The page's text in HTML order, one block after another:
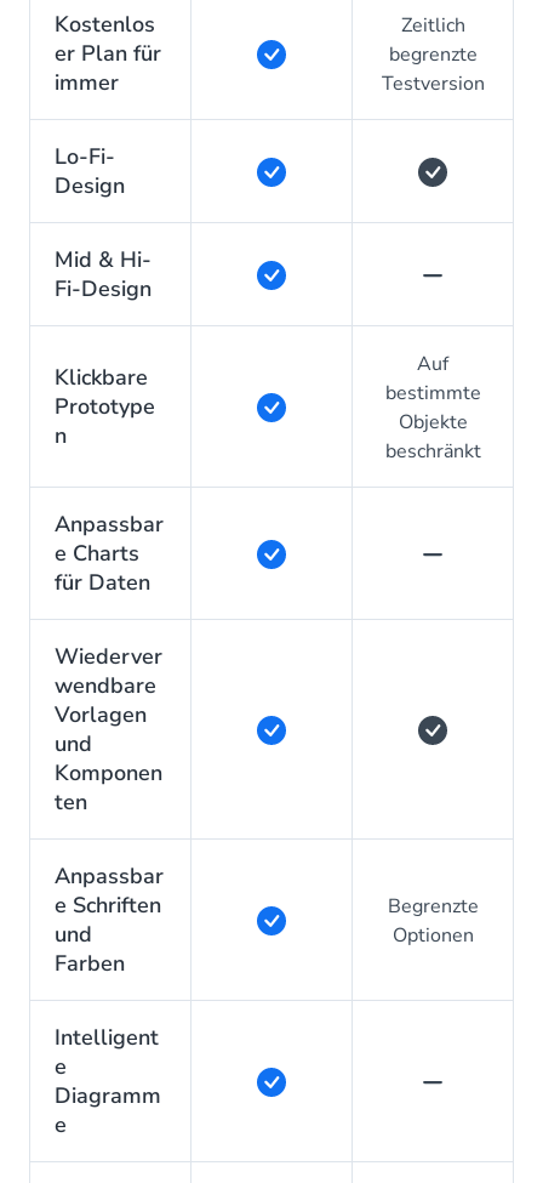
Kostenlos
er Plan für
immer
Zeitlich
begrenzte
Testversion
Lo-Fi-
Design
Mid & Hi-
Fi-Design
Klickbare
Prototype
n
Auf
bestimmte
Objekte
beschränkt
Anpassbar
e Charts
für Daten
Wiederver
wendbare
Vorlagen
und
Komponen
ten
Anpassbar
e Schriften
und
Farben
Begrenzte
Optionen
Intelligent
e
Diagramm
e